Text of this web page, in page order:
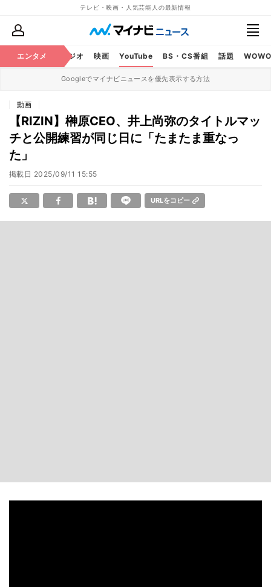
テレビ・映画・人気芸能人の最新情報
エンタメ
テレビ ラジオ 映画 YouTube BS・CS番組 話題
Googleでマイナビニュースを優先表示する方法
動画
【RIZIN】榊原CEO、井上尚弥のタイトルマッ
チと公開練習が同じ日に「たまたま重なっ
た」
掲載日 2025/09/11 15:55
URLをコピー